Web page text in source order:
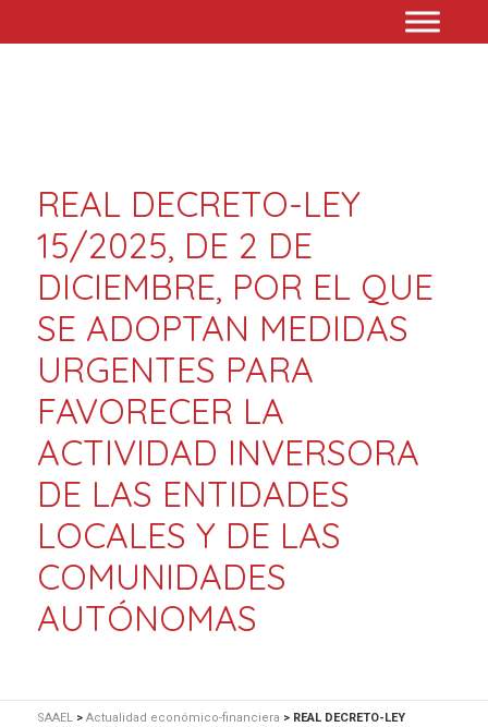
REAL DECRETO-LEY
15/2025, DE 2 DE
DICIEMBRE, POR EL QUE
SE ADOPTAN MEDIDAS
URGENTES PARA
FAVORECER LA
ACTIVIDAD INVERSORA
DE LAS ENTIDADES
LOCALES Y DE LAS
COMUNIDADES
AUTÓNOMAS
SAAEL> Actualidad económico-financiera > REAL DECRETO-LEY